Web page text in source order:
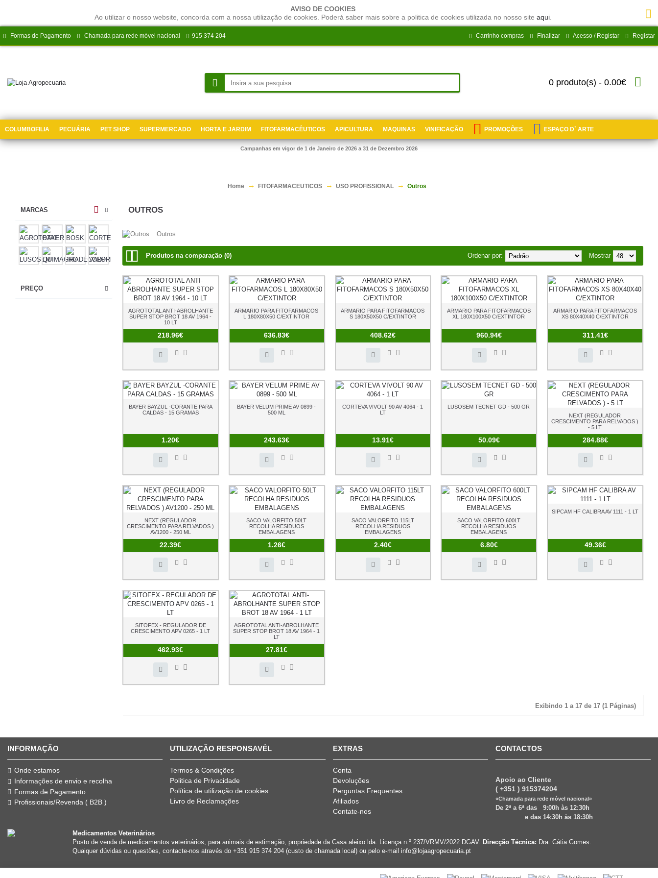
AVISO DE COOKIES
Ao utilizar o nosso website, concorda com a nossa utilização de cookies. Poderá saber mais sobre a politica de cookies utilizada no nosso site aqui.
Formas de Pagamento Chamada para rede móvel nacional 915 374 204 Carrinho compras Finalizar Acesso / Registar Registar
0 produto(s) - 0.00€
COLUMBOFILIA PECUÁRIA PET SHOP SUPERMERCADO HORTA E JARDIM FITOFARMACÊUTICOS APICULTURA MAQUINAS VINIFICAÇÃO PROMOÇÕES ESPAÇO D` ARTE
Campanhas em vigor de 1 de Janeiro de 2026 a 31 de Dezembro 2026
Home FITOFARMACEUTICOS USO PROFISSIONAL Outros
MARCAS
PREÇO
OUTROS
Outros
Produtos na comparação (0) Mostrar
Ordenar por:
AGROTOTAL ANTI-ABROLHANTE
SUPER STOP BROT 18 AV 1964 -
10 LT
218.96€
ARMARIO PARA FITOFARMACOS
L 180X80X50 C/EXTINTOR
636.83€
ARMARIO PARA FITOFARMACOS
S 180X50X50 C/EXTINTOR
408.62€
ARMARIO PARA FITOFARMACOS
XL 180X100X50 C/EXTINTOR
960.94€
ARMARIO PARA FITOFARMACOS
XS 80X40X40 C/EXTINTOR
311.41€
BAYER BAYZUL -CORANTE PARA
CALDAS - 15 GRAMAS
1.20€
BAYER VELUM PRIME AV 0899 -
500 ML
243.63€
CORTEVA VIVOLT 90 AV 4064 - 1
LT
13.91€
LUSOSEM TECNET GD - 500 GR
50.09€
NEXT (REGULADOR
CRESCIMENTO PARA RELVADOS )
- 5 LT
284.88€
NEXT (REGULADOR
CRESCIMENTO PARA RELVADOS )
AV1200 - 250 ML
22.39€
SACO VALORFITO 50LT
RECOLHA RESIDUOS
EMBALAGENS
1.26€
SACO VALORFITO 115LT
RECOLHA RESIDUOS
EMBALAGENS
2.40€
SACO VALORFITO 600LT
RECOLHA RESIDUOS
EMBALAGENS
6.80€
SIPCAM HF CALIBRA AV 1111 - 1 LT
49.36€
SITOFEX - REGULADOR DE
CRESCIMENTO APV 0265 - 1 LT
462.93€
AGROTOTAL ANTI-ABROLHANTE
SUPER STOP BROT 18 AV 1964 - 1
LT
27.81€
Exibindo 1 a 17 de 17 (1 Páginas)
INFORMAÇÃO
Onde estamos
Informações de envio e recolha
Formas de Pagamento
Profissionais/Revenda ( B2B )
UTILIZAÇÃO RESPONSAVÉL
Termos & Condições
Politica de Privacidade
Política de utilização de cookies
Livro de Reclamações
EXTRAS
Conta
Devoluções
Perguntas Frequentes
Afiliados
Contate-nos
CONTACTOS
Apoio ao Cliente
( +351 ) 915374204
«Chamada para rede móvel nacional»
De 2ª a 6ª das 9:00h às 12:30h
e das 14:30h às 18:30h
Medicamentos Veterinários
Posto de venda de medicamentos veterinários, para animais de estimação, propriedade da Casa aleixo lda. Licença n.º 237/VRMV/2022 DGAV. Direcção Técnica: Dra. Cátia Gomes.
Quaiquer dúvidas ou questões, contacte-nos através do +351 915 374 204 (custo de chamada local) ou pelo e-mail info@lojaagropecuaria.pt